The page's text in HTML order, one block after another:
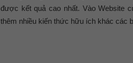
được kết quả cao nhất. Vào Website
thêm nhiều kiến thức hữu ích khác các